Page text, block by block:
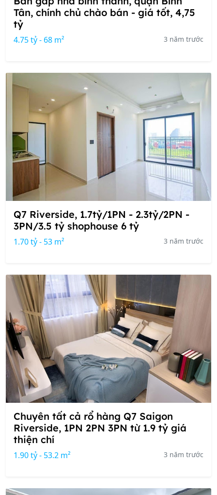
Tân, chính chủ chào bán - giá tốt, 4,75
tỷ
4.75 tỷ - 68 m² 3 năm trước
Q7 Riverside, 1.7tỷ/1PN - 2.3tỷ/2PN -
3PN/3.5 tỷ shophouse 6 tỷ
1.70 tỷ - 53 m² 3 năm trước
Chuyên tất cả rổ hàng Q7 Saigon
Riverside, 1PN 2PN 3PN từ 1.9 tỷ giá
thiện chí
1.90 tỷ - 53.2 m² 3 năm trước